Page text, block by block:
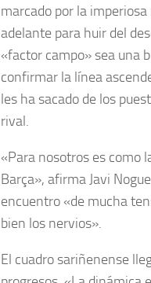
marcado por la
adelante para huir del
«factor campo» sea una
confirmar la línea
les ha sacado de los
rival.
«Para nosotros es como
Barça», afirma Javi
encuentro «de mucha
bien los nervios».
El cuadro sariñenense